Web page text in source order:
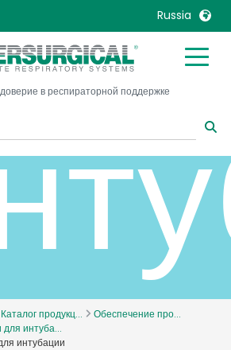
Russia
United Kingdom
United States
Belgique, Français
Canada, English
Denmark
Deutschland
Italia
Malaysia
Mexico
Nederlands
Norway
Portugal
Russia
в респираторной поддержке
Каталог продукц...
Обеспечение про...
для интуба...
интубации